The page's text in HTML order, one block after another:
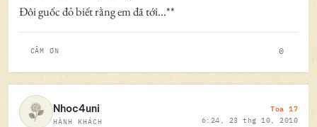
Đôi guốc đỏ biết rằng em đã tới...**
CẢM ƠN 0
Nhoc4uni
HÀNH KHÁCH
Toa 17
6:24, 23 thg 10, 2010